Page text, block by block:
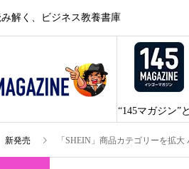
解く、ビジネス教養書庫
“145マガジン”
新発売 「SHEIN」商品カテゴリーを拡